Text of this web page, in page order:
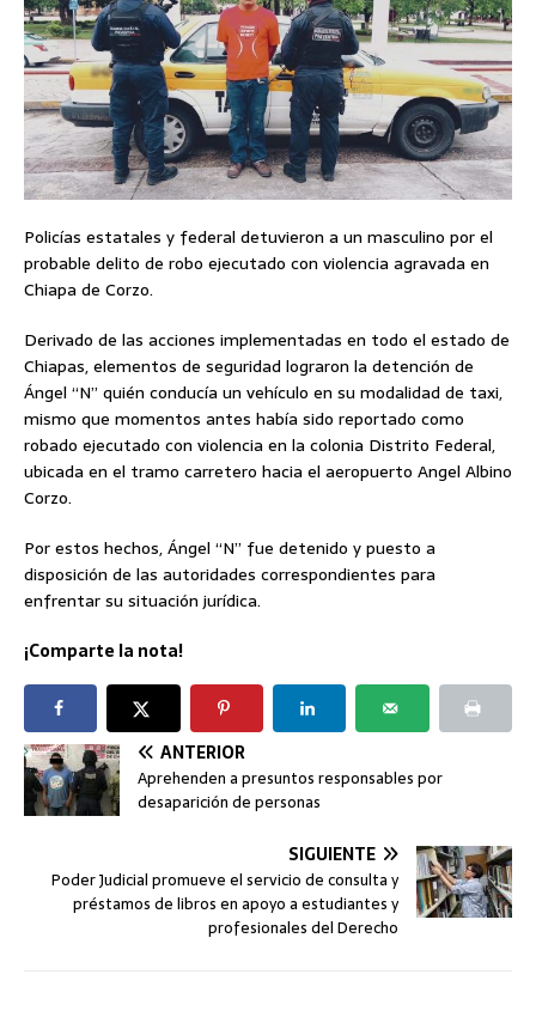
Policías estatales y federal detuvieron a un masculino por el
probable delito de robo ejecutado con violencia agravada en
Chiapa de Corzo.
Derivado de las acciones implementadas en todo el estado de
Chiapas, elementos de seguridad lograron la detención de
Ángel “N” quién conducía un vehículo en su modalidad de taxi,
mismo que momentos antes había sido reportado como
robado ejecutado con violencia en la colonia Distrito Federal,
ubicada en el tramo carretero hacia el aeropuerto Angel Albino
Corzo.
Por estos hechos, Ángel “N” fue detenido y puesto a
disposición de las autoridades correspondientes para
enfrentar su situación jurídica.
¡Comparte la nota!
ANTERIOR
Aprehenden a presuntos responsables por
desaparición de personas
SIGUIENTE
Poder Judicial promueve el servicio de consulta y
préstamos de libros en apoyo a estudiantes y
profesionales del Derecho